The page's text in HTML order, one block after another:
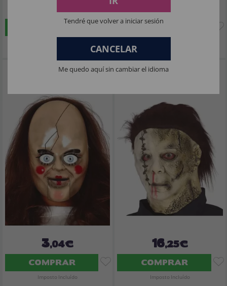
Máscara econômica de boneca
3,04€
COMPRAR
Imposto Incluído
Máscara econômica de látex Michael
16,25€
COMPRAR
Imposto Incluído
Tendré que volver a iniciar sesión
CANCELAR
Me quedo aquí sin cambiar el idioma